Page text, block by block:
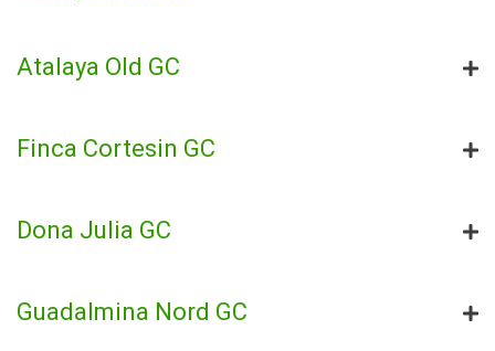
Atalaya Old GC
Finca Cortesin GC
Dona Julia GC
Guadalmina Nord GC